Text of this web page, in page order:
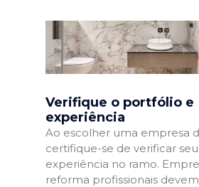
Verifique o portfólio e
experiência
Ao escolher uma empresa
certifique-se de verificar
experiência no ramo.
reforma profissionais